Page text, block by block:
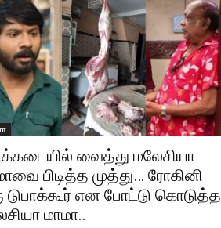
வைத்து மலேசியா
பிடித்த முத்து… ரோகினி
டுபாக்கூர் என போட்டு கொடுத்த
மாமா..